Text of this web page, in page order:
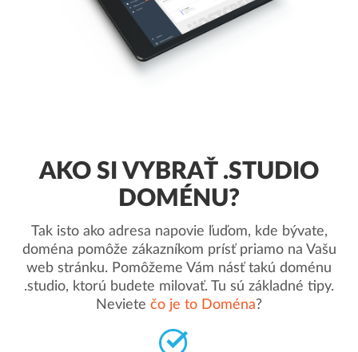
AKO SI VYBRAŤ .STUDIO
DOMÉNU?
Tak isto ako adresa napovie ľuďom, kde bývate,
doména pomôže zákazníkom prísť priamo na Vašu
web stránku. Pomôžeme Vám násť takú doménu
.studio, ktorú budete milovať. Tu sú základné tipy.
Neviete čo je to Doména?